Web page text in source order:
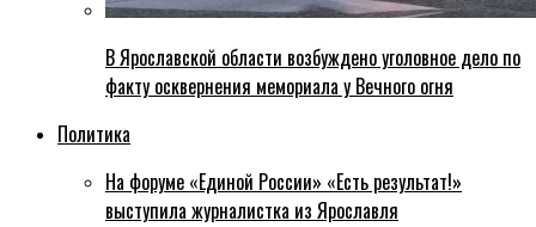
В Ярославской области возбуждено уголовное дело по
факту осквернения мемориала у Вечного огня
Политика
На форуме «Единой России» «Есть результат!»
выступила журналистка из Ярославля